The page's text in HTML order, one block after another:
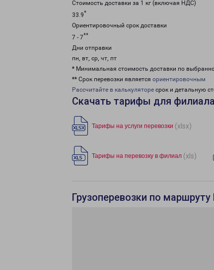
Стоимость доставки за 1 кг (включая НДС)
33.9*
Ориентировочный срок доставки
7 - 7**
Дни отправки
пн, вт, ср, чт, пт
* Минимальная стоимость доставки по
** Срок перевозки является ориентировочным
Рассчитайте в калькуляторе срок и детальную
Скачать тарифы для
Тарифы на услуги перевозки (xlsx)
Тарифы на перевозку в филиал (xls)
Грузоперевозки по